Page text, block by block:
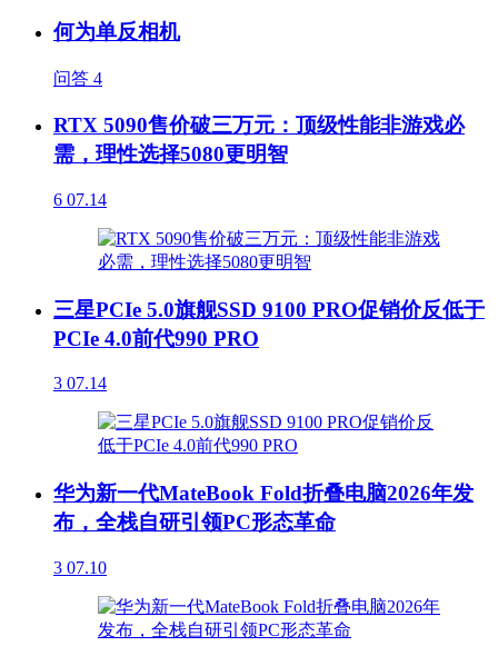
何为单反相机
问答 4
RTX 5090售价破三万元：顶级性能非游戏必
需，理性选择5080更明智
6 07.14
三星PCIe 5.0旗舰SSD 9100 PRO促销价反低于
PCIe 4.0前代990 PRO
3 07.14
华为新一代MateBook Fold折叠电脑2026年发
布，全栈自研引领PC形态革命
3 07.10